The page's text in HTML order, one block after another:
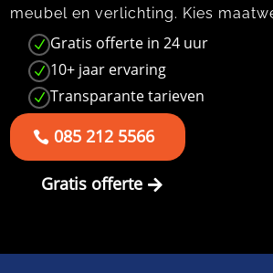
meubel en verlichting.​ Kies
N Gratis offerte in 24 uur
N 10+ jaar ervaring
N Transparante tarieven
085 212 5566
Gratis offerte